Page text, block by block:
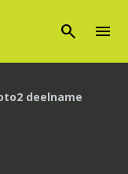
search menu
deelname